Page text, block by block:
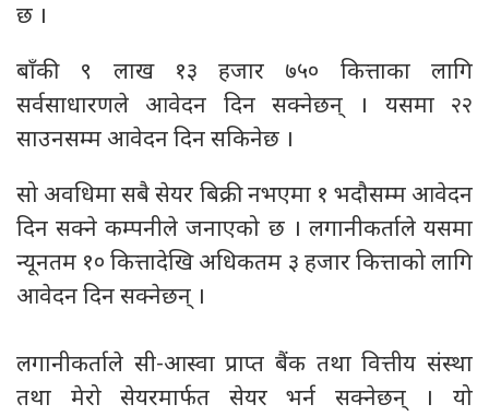
छ ।
बाँकी ९ लाख १३ हजार ७५० कित्ताका लागि
सर्वसाधारणले आवेदन दिन सक्नेछन् । यसमा २२
साउनसम्म आवेदन दिन सकिनेछ ।
सो अवधिमा सबै सेयर बिक्री नभएमा १ भदौसम्म आवेदन
दिन सक्ने कम्पनीले जनाएको छ । लगानीकर्ताले यसमा
न्यूनतम १० कित्तादेखि अधिकतम ३ हजार कित्ताको लागि
आवेदन दिन सक्नेछन् ।
लगानीकर्ताले सी-आस्वा प्राप्त बैंक तथा वित्तीय संस्था
तथा मेरो सेयरमार्फत सेयर भर्न सक्नेछन् । यो